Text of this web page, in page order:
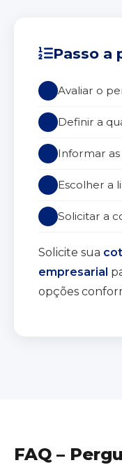
Passo a
Avaliar o
Definir a
Informar as
Escolher a
Solicitar a
Solicite sua
empresarial
opções
FAQ –